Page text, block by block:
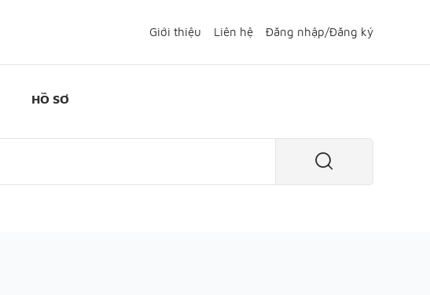
Giới thiệu Liên hệ Đăng nhập/Đăng ký
HỒ SƠ